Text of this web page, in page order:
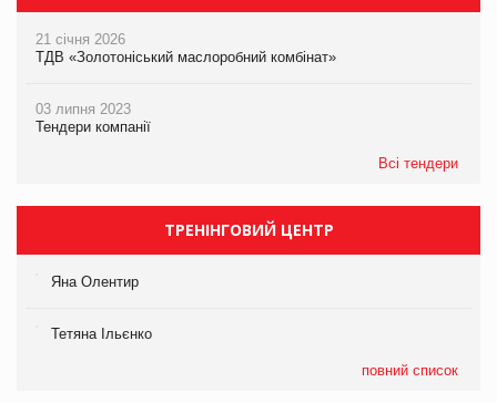
21 січня 2026
ТДВ «Золотоніський маслоробний комбінат»
03 липня 2023
Тендери компанії
Всі тендери
ТРЕНІНГОВИЙ ЦЕНТР
Яна Олентир
Тетяна Ільєнко
повний список